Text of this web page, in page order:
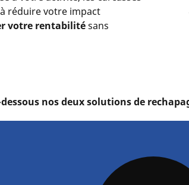
réduire votre impact
votre rentabilitésans
nos deux solutions de